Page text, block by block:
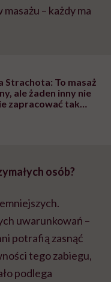
– każdy ma
Strachota: To masaż
ale żaden inny nie
zapracować tak
osób?
uwarunkowań –
potrafią zasnąć
tego zabiegu,
podlega